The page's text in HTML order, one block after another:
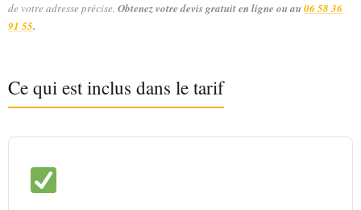
de votre adresse précise. Obtenez votre devis gratuit en ligne ou au06 58 36
91 55.
Ce qui est inclus dans le tarif